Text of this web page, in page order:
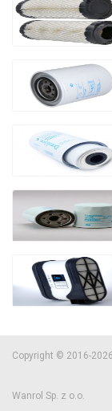
Copyright © 2016-
Wanrol Sp. z o.o.